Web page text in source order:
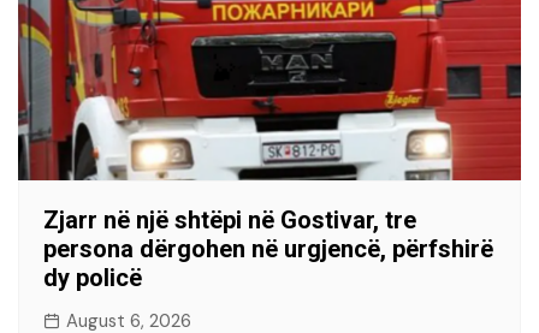
Zjarr në një shtëpi në Gostivar, tre
persona dërgohen në urgjencë, përfshirë
dy policë
August 6, 2026